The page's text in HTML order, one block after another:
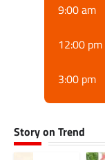
9:00 am
12:00 pm
3:00 pm
Story on Trend